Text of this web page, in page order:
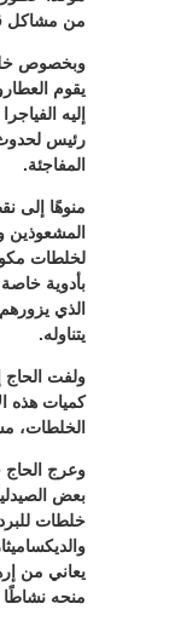
من مشاكل
وبخصوص
يقوم
إليه
رئيس
المفاجئة.
منوهًا إلى
المشعوذين
لخلطات
بأدوية
الذي
يتناوله.
ولفت
كميات هذه
الخلطات،
وعرج
بعض
خلطات
يعاني من
منحه نشاطًا